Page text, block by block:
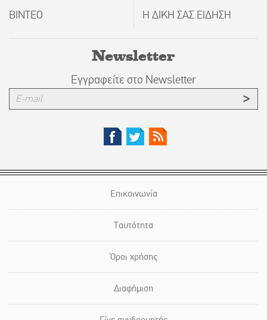
ΒΙΝΤΕΟ
Η ΔΙΚΗ ΣΑΣ ΕΙΔΗΣΗ
Newsletter
Εγγραφείτε στο Newsletter
Επικοινωνία
Ταυτότητα
Όροι χρήσης
Διαφήμιση